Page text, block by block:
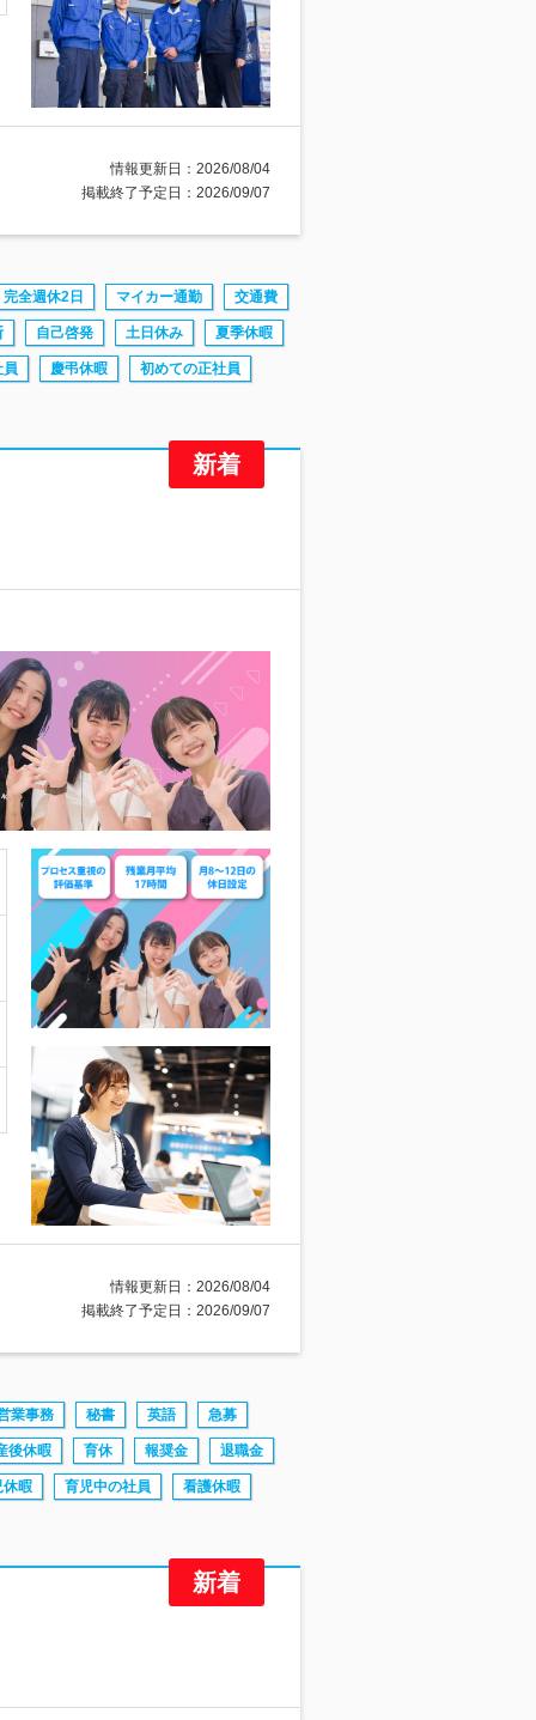
情報更新日：2026/08/04
掲載終了予定日：2026/09/07
完全週休2日 マイカー通勤 交通費
自己啓発 土日休み 夏季休暇
員 慶弔休暇 初めての正社員
情報更新日：2026/08/04
掲載終了予定日：2026/09/07
業事務 秘書 英語 急募
後休暇 育休 報奨金 退職金
休暇 育児中の社員 看護休暇